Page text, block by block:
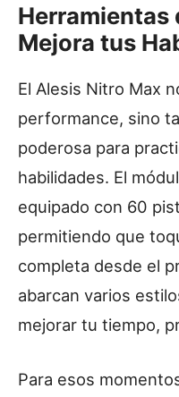
Herramientas
Mejora tus
El Alesis Nitro Max
performance, sino
poderosa para
habilidades. El
equipado con 60
permitiendo que
completa desde el
abarcan varios
mejorar tu tiempo,
Para esos